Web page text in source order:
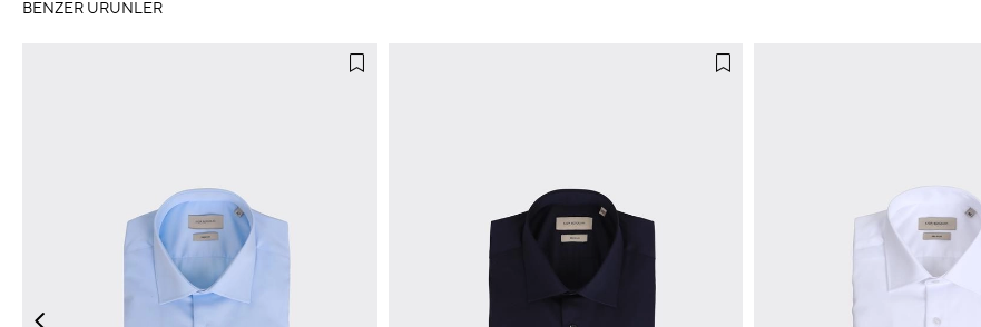
BENZER ÜRÜNLER